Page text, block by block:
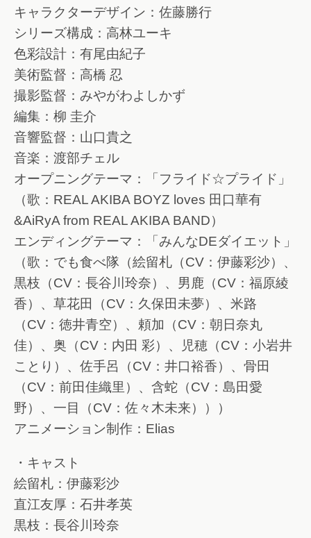
キャラクターデザイン：佐藤勝行
シリーズ構成：高林ユーキ
色彩設計：有尾由紀子
美術監督：高橋 忍
撮影監督：みやがわよしかず
編集：柳 圭介
音響監督：山口貴之
音楽：渡部チェル
オープニングテーマ：「フライド☆プライド」
（歌：REAL AKIBA BOYZ loves 田口華有
&AiRyA from REAL AKIBA BAND）
エンディングテーマ：「みんなDEダイエット」
（歌：でも食べ隊（絵留札（CV：伊藤彩沙）、
黒枝（CV：長谷川玲奈）、男鹿（CV：福原綾
香）、草花田（CV：久保田未夢）、米路
（CV：徳井青空）、頼加（CV：朝日奈丸
佳）、奥（CV：内田 彩）、児穂（CV：小岩井
ことり）、佐手呂（CV：井口裕香）、骨田
（CV：前田佳織里）、含蛇（CV：島田愛
野）、一目（CV：佐々木未来）））
アニメーション制作：Elias
・キャスト
絵留札：伊藤彩沙
直江友厚：石井孝英
黒枝：長谷川玲奈